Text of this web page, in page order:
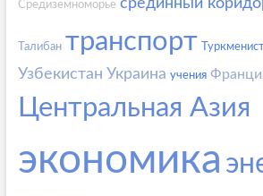
Средиземноморье срединный
Талибан транспорт
Узбекистан Украина учения
Центральная Азия
экономика